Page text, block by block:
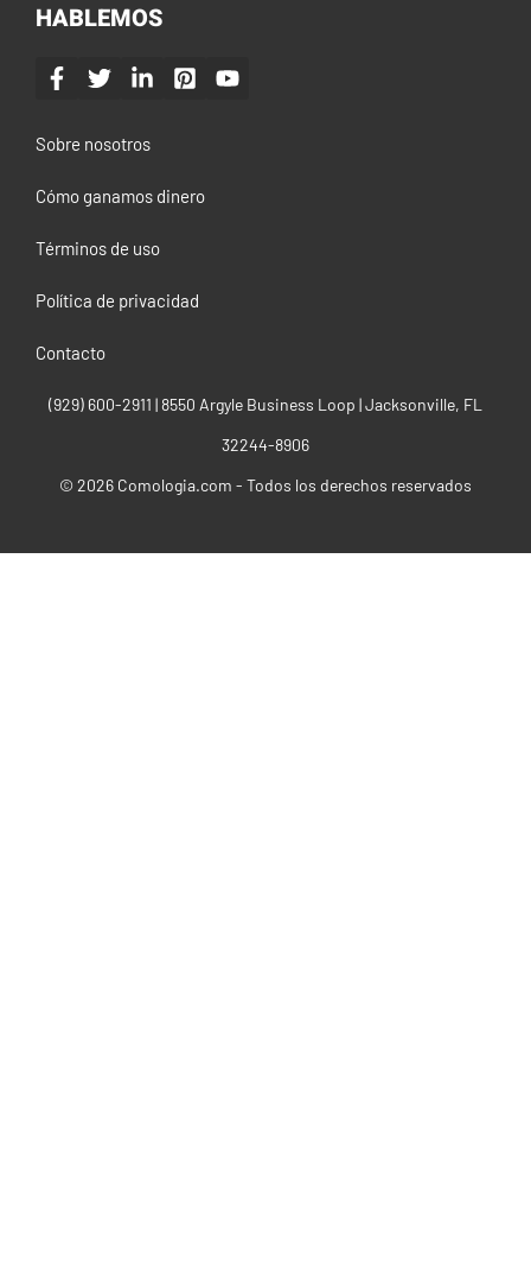
HABLEMOS
Sobre nosotros
Cómo ganamos dinero
Términos de uso
Política de privacidad
Contacto
(929) 600-2911‬ | 8550 Argyle Business Loop | Jacksonville, FL
32244-8906
© 2026 Comologia.com - Todos los derechos reservados